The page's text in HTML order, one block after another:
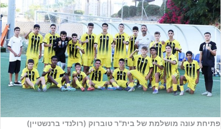
פתיחת עונה מושלמת של בית"ר טוברוק (רולנדי ברנשטיין)